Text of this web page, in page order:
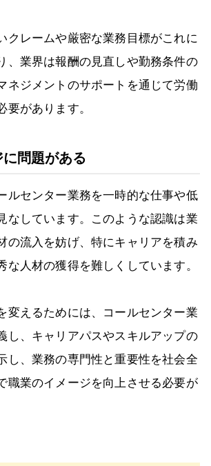
クレームや厳密な業務目標がこれに
、業界は報酬の見直しや勤務条件の
ネジメントのサポートを通じて労働
要があります。
問題がある
ルセンター業務を一時的な仕事や低
なしています。このような認識は業
の流入を妨げ、特にキャリアを積み
な人材の獲得を難しくしています。
変えるためには、コールセンター業
し、キャリアパスやスキルアップの
し、業務の専門性と重要性を社会全
職業のイメージを向上させる必要が